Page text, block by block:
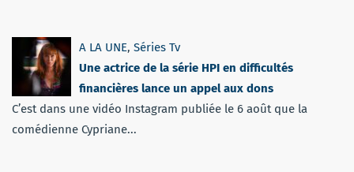
A LA UNE, Séries Tv
Une actrice de la série HPI en difficultés
financières lance un appel aux dons
C’est dans une vidéo Instagram publiée le 6 août que la
comédienne Cypriane...